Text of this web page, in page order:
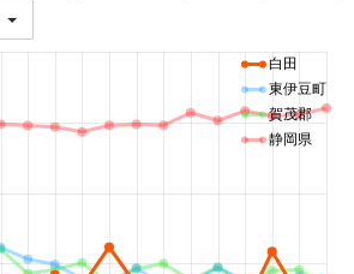
白田
東伊豆町
賀茂郡
静岡県